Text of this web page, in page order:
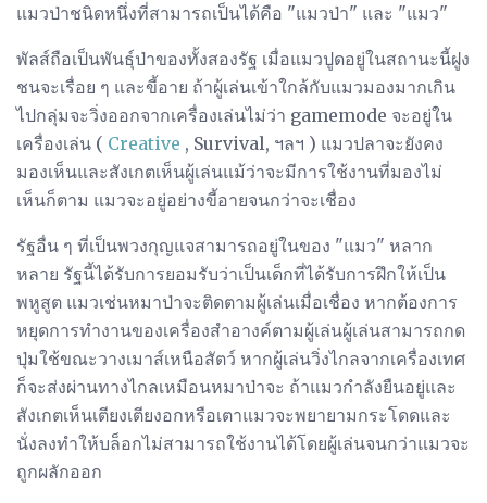
แมวป่าชนิดหนึ่งที่สามารถเป็นได้คือ "แมวป่า" และ "แมว"
พัลส์ถือเป็นพันธุ์ป่าของทั้งสองรัฐ เมื่อแมวปูดอยู่ในสถานะนี้ฝูง
ชนจะเรื่อย ๆ และขี้อาย ถ้าผู้เล่นเข้าใกล้กับแมวมองมากเกิน
ไปกลุ่มจะวิ่งออกจากเครื่องเล่นไม่ว่า gamemode จะอยู่ใน
เครื่องเล่น ( Creative , Survival, ฯลฯ ) แมวปลาจะยังคง
มองเห็นและสังเกตเห็นผู้เล่นแม้ว่าจะมีการใช้งานที่มองไม่
เห็นก็ตาม แมวจะอยู่อย่างขี้อายจนกว่าจะเชื่อง
รัฐอื่น ๆ ที่เป็นพวงกุญแจสามารถอยู่ในของ "แมว" หลาก
หลาย รัฐนี้ได้รับการยอมรับว่าเป็นเด็กที่ได้รับการฝึกให้เป็น
พหูสูต แมวเช่นหมาป่าจะติดตามผู้เล่นเมื่อเชื่อง หากต้องการ
หยุดการทำงานของเครื่องสำอางค์ตามผู้เล่นผู้เล่นสามารถกด
ปุ่มใช้ขณะวางเมาส์เหนือสัตว์ หากผู้เล่นวิ่งไกลจากเครื่องเทศ
ก็จะส่งผ่านทางไกลเหมือนหมาป่าจะ ถ้าแมวกำลังยืนอยู่และ
สังเกตเห็นเตียงเตียงอกหรือเตาแมวจะพยายามกระโดดและ
นั่งลงทำให้บล็อกไม่สามารถใช้งานได้โดยผู้เล่นจนกว่าแมวจะ
ถูกผลักออก